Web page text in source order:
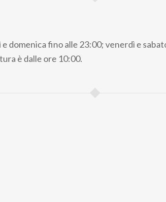
e domenica fino alle 23:00; venerdì e
è dalle ore 10:00.